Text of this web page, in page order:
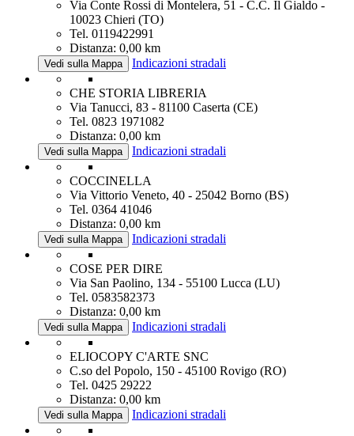
Via Conte Rossi di Montelera, 51 - C.C. Il Gialdo -
10023 Chieri (TO)
Tel. 0119422991
Distanza: 0,00 km
Vedi sulla Mappa Indicazioni stradali
CHE STORIA LIBRERIA
Via Tanucci, 83 - 81100 Caserta (CE)
Tel. 0823 1971082
Distanza: 0,00 km
Vedi sulla Mappa Indicazioni stradali
COCCINELLA
Via Vittorio Veneto, 40 - 25042 Borno (BS)
Tel. 0364 41046
Distanza: 0,00 km
Vedi sulla Mappa Indicazioni stradali
COSE PER DIRE
Via San Paolino, 134 - 55100 Lucca (LU)
Tel. 0583582373
Distanza: 0,00 km
Vedi sulla Mappa Indicazioni stradali
ELIOCOPY C'ARTE SNC
C.so del Popolo, 150 - 45100 Rovigo (RO)
Tel. 0425 29222
Distanza: 0,00 km
Vedi sulla Mappa Indicazioni stradali